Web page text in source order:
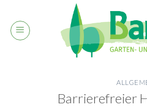
content
Barrierefreier